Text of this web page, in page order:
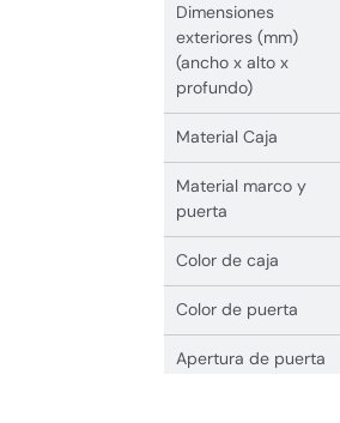
Dimensiones
exteriores (mm)
(ancho x alto x
profundo)
Material Caja
Material marco y
puerta
Color de caja
Color de puerta
Apertura de puerta